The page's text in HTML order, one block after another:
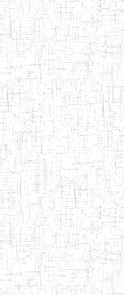
ENIEG
ENIEG
ENIEG